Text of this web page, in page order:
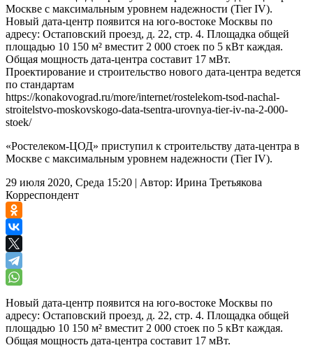
Москве с максимальным уровнем надежности (Tier IV).
Новый дата-центр появится на юго-востоке Москвы по
адресу: Остаповский проезд, д. 22, стр. 4. Площадка общей
площадью 10 150 м² вместит 2 000 стоек по 5 кВт каждая.
Общая мощность дата-центра составит 17 мВт.
Проектирование и строительство нового дата-центра ведется
по стандартам
https://konakovograd.ru/more/internet/rostelekom-tsod-nachal-
stroitelstvo-moskovskogo-data-tsentra-urovnya-tier-iv-na-2-000-
stoek/
«Ростелеком-ЦОД» приступил к строительству дата-центра в
Москве с максимальным уровнем надежности (Tier IV).
29 июля 2020, Среда 15:20 | Автор: Ирина Третьякова
Корреспондент
Новый дата-центр появится на юго-востоке Москвы по
адресу: Остаповский проезд, д. 22, стр. 4. Площадка общей
площадью 10 150 м² вместит 2 000 стоек по 5 кВт каждая.
Общая мощность дата-центра составит 17 мВт.